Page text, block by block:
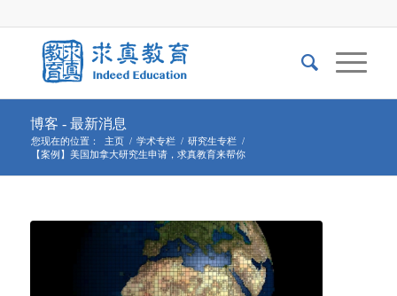
博客 - 最新消息
您现在的位置： 主页 / 学术专栏 / 研究生专栏 /
【案例】美国加拿大研究生申请，求真教育来帮你